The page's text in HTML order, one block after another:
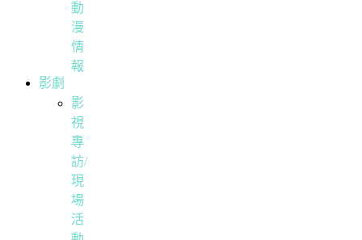
動
漫
情
報
影劇
影
視
專
訪/
現
場
活